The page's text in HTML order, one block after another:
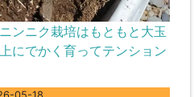
ンニク栽培はもともと大玉
にでかく育ってテンション